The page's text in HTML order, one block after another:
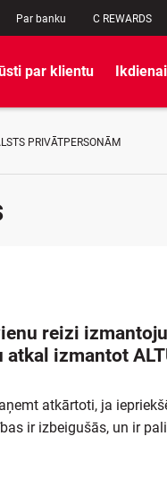
Par banku C REWARDS
par klientu Ikdienai
PRIVĀTPERSONĀM
reizi
atkal izmantot
atkārtoti, ja
ir izbeigušās, un ir